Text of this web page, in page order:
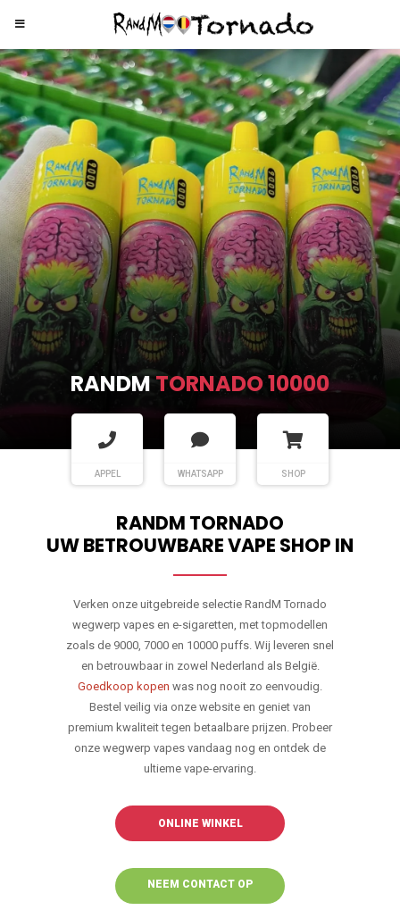
RANDMTORNADO 9000
APPEL WHATSAPP SHOP
RANDM TORNADO
UW BETROUWBARE VAPE SHOP IN
Verken onze uitgebreide selectie RandM Tornado
wegwerp vapes en e-sigaretten, met topmodellen
zoals de 9000, 7000 en 10000 puffs. Wij leveren snel
en betrouwbaar in zowel Nederland als België.
Goedkoop kopen was nog nooit zo eenvoudig.
Bestel veilig via onze website en geniet van
premium kwaliteit tegen betaalbare prijzen. Probeer
onze wegwerp vapes vandaag nog en ontdek de
ultieme vape-ervaring.
ONLINE WINKEL
NEEM CONTACT OP